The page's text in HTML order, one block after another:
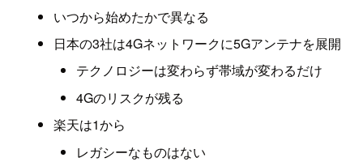
いつから始めたかで異なる
日本の3社は4Gネットワークに5Gアンテナを展開
テクノロジーは変わらず帯域が変わるだけ
4Gのリスクが残る
楽天は1から
レガシーなものはない